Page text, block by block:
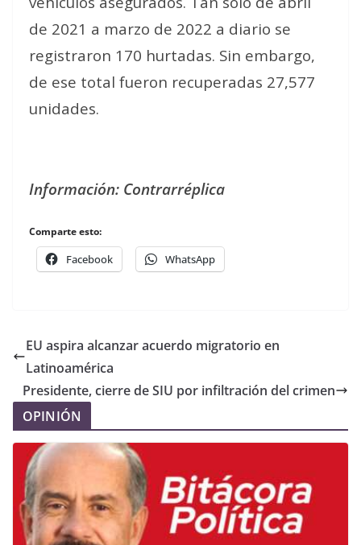
de 2021 a marzo de 2022 a diario se
registraron 170 hurtadas. Sin embargo,
de ese total fueron recuperadas 27,577
unidades.
Información: Contrarréplica
Comparte esto:
Facebook WhatsApp
EU aspira alcanzar acuerdo migratorio en
Latinoamérica
Presidente, cierre de SIU por infiltración del crimen
OPINIÓN